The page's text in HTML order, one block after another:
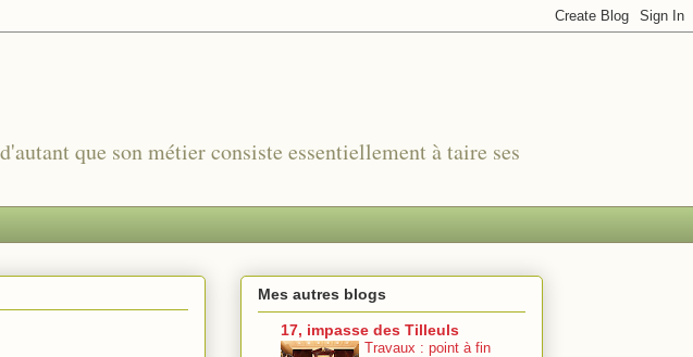
que son métier consiste essentiellement à taire ses
Mes autres blogs
17, impasse des Tilleuls
Travaux : point à fin